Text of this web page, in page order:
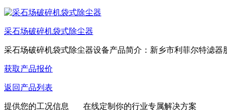
采石场破碎机袋式除尘器
采石场破碎机袋式除尘器设备产品简介：新乡市利菲尔特滤器
获取产品报价
返回产品列表
提供您的工况信息 在线定制你的行业专属解决方案